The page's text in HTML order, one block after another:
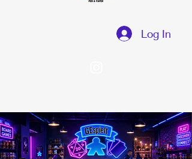
Log In